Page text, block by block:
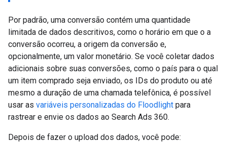
Por padrão, uma conversão contém uma quantidade
limitada de dados descritivos, como o horário em que o a
conversão ocorreu, a origem da conversão e,
opcionalmente, um valor monetário. Se você coletar dados
adicionais sobre suas conversões, como o país para o qual
um item comprado seja enviado, os IDs do produto ou até
mesmo a duração de uma chamada telefônica, é possível
usar as variáveis personalizadas do Floodlight para
rastrear e envie os dados ao Search Ads 360.
Depois de fazer o upload dos dados, você pode: